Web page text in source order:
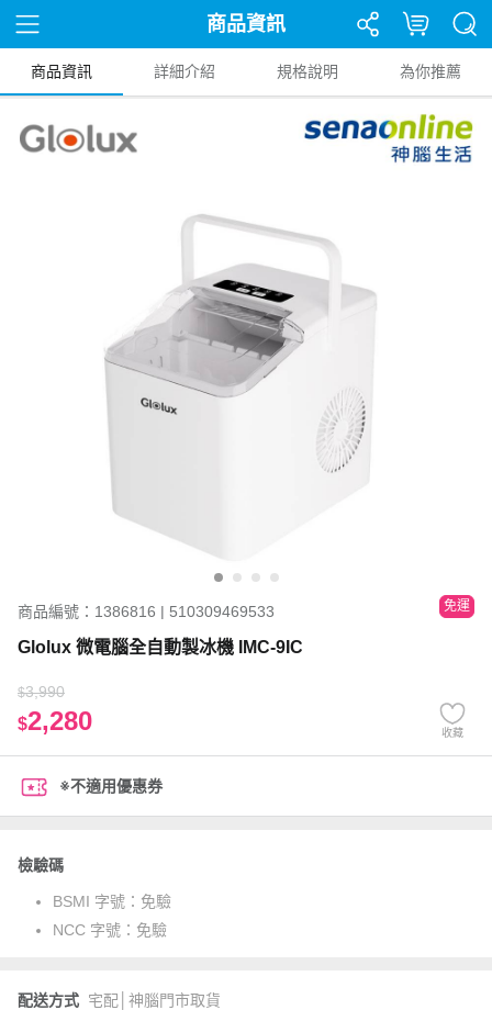
商品資訊
商品資訊 詳細介紹 規格說明 為你推薦
商品編號：1386816 | 510309469533 免運
Glolux 微電腦全自動製冰機 IMC-9IC
$3,990
$2,280 收藏
※不適用優惠券
檢驗碼
BSMI 字號： 免驗
NCC 字號： 免驗
配送方式 宅配│神腦門市取貨